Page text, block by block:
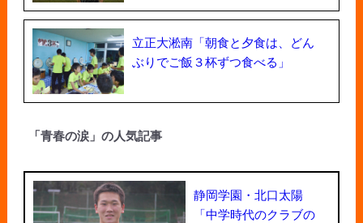
立正大淞南「朝食と夕食は、どん
ぶりでご飯３杯ずつ食べる」
「青春の涙」の人気記事
静岡学園・北口太陽
「中学時代のクラブの